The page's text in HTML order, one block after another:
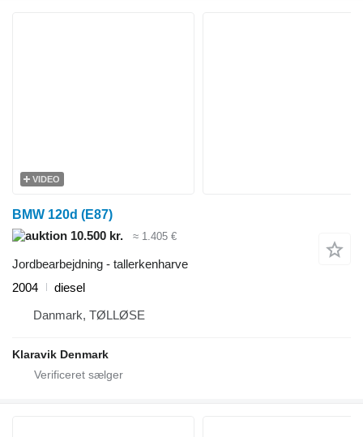
VIDEO
BMW 120d (E87)
10.500 kr.
≈ 1.405 €
Jordbearbejdning - tallerkenharve
2004
diesel
Danmark, TØLLØSE
Klaravik Denmark